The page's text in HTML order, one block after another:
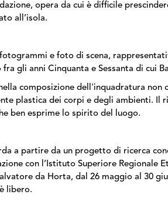
opera da cui è difficile
all’isola.
e foto di scena,
gli anni Cinquanta e Sessanta di cui
composizione dell'inquadratura
plastica dei corpi e degli ambienti. Il
ben esprime lo spirito del luogo.
a partire da un progetto di ricerca
con l’Istituto Superiore Regionale
da Horta, dal 26 maggio al 30
libero.